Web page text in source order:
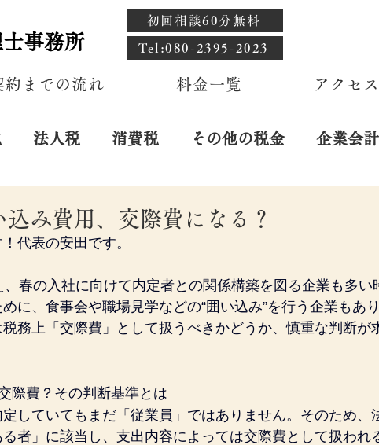
事務所
初回相談60分無料
​Tel:080-2395-2023
約までの流れ 料金一覧 アクセス
法人税 消費税 その他の税金 企業会計
み費用、交際費になる？
代表の安田です。
春の入社に向けて内定者との関係構築を図る企業も多い
に、食事会や職場見学などの“囲い込み”を行う企業もあ
務上「交際費」として扱うべきかどうか、慎重な判断が
際費？その判断基準とは
していてもまだ「従業員」ではありません。そのため、
者」に該当し、支出内容によっては交際費として扱われ